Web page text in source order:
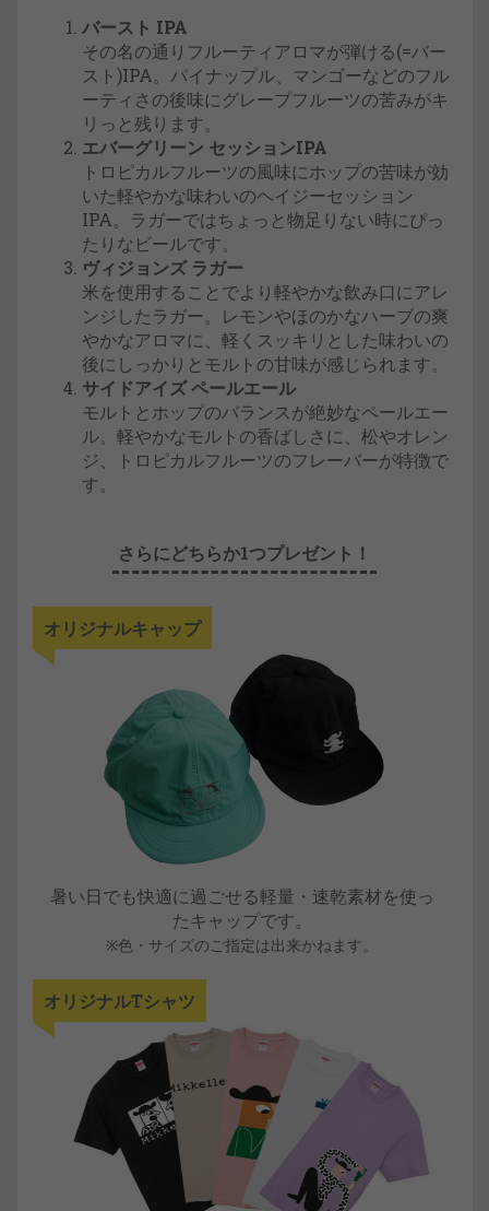
バースト IPA
その名の通りフルーティアロマが弾ける(=バー
スト)IPA。パイナップル、マンゴーなどのフル
ーティさの後味にグレープフルーツの苦みがキ
リっと残ります。
エバーグリーン セッションIPA
トロピカルフルーツの風味にホップの苦味が効
いた軽やかな味わいのヘイジーセッション
IPA。ラガーではちょっと物足りない時にぴっ
たりなビールです。
ヴィジョンズ ラガー
米を使用することでより軽やかな飲み口にアレ
ンジしたラガー。レモンやほのかなハーブの爽
やかなアロマに、軽くスッキリとした味わいの
後にしっかりとモルトの甘味が感じられます。
サイドアイズ ペールエール
モルトとホップのバランスが絶妙なペールエー
ル。軽やかなモルトの香ばしさに、松やオレン
ジ、トロピカルフルーツのフレーバーが特徴で
す。
さらにどちらか1つプレゼント！
オリジナルキャップ
暑い日でも快適に過ごせる軽量・速乾素材を使っ
たキャップです。
※色・サイズのご指定は出来かねます。
オリジナルTシャツ